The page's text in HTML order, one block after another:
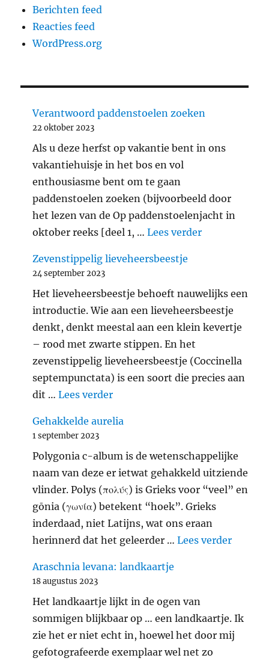
Berichten feed
Reacties feed
WordPress.org
Verantwoord paddenstoelen zoeken
22 oktober 2023
Als u deze herfst op vakantie bent in ons
vakantiehuisje in het bos en vol
enthousiasme bent om te gaan
paddenstoelen zoeken (bijvoorbeeld door
het lezen van de Op paddenstoelenjacht in
oktober reeks [deel 1, …Lees verder
Zevenstippelig lieveheersbeestje
24 september 2023
Het lieveheersbeestje behoeft nauwelijks een
introductie. Wie aan een lieveheersbeestje
denkt, denkt meestal aan een klein kevertje
– rood met zwarte stippen. En het
zevenstippelig lieveheersbeestje (Coccinella
septempunctata) is een soort die precies aan
dit …Lees verder"Zevenstippelig
Gehakkelde aurelia
1 september 2023
Polygonia c-album is de wetenschappelijke
naam van deze er ietwat gehakkeld uitziende
vlinder. Polys (πολύς) is Grieks voor “veel” en
gōnia (γωνία) betekent “hoek”. Grieks
inderdaad, niet Latijns, wat ons eraan
herinnerd dat het geleerder …Lees verder
Araschnia levana: landkaartje
18 augustus 2023
Het landkaartje lijkt in de ogen van
sommigen blijkbaar op … een landkaartje. Ik
zie het er niet echt in, hoewel het door mij
gefotografeerde exemplaar wel net zo